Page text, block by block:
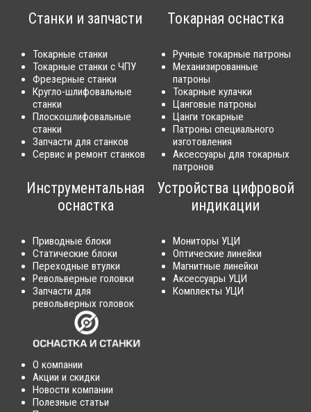
Станки и запчасти
Токарные станки
Токарные станки с ЧПУ
Фрезерные станки
Кругло-шлифовальные
станки
Плоскошлифовальные
станки
Запчасти для станков
Сервис и ремонт станков
Токарная оснастка
Ручные токарные патроны
Механизированные
патроны
Токарные кулачки
Цанговые патроны
Цанги токарные
Патроны специального
изготовления
Аксессуары для токарных
патронов
Инструментальная
оснастка
Приводные блоки
Статические блоки
Переходные втулки
Револьверные головки
Запчасти для
револьверных головок
Устройства цифровой
индикации
Мониторы УЦИ
Оптические линейки
Магнитные линейки
Аксессуары УЦИ
Комплекты УЦИ
О компании
Акции и скидки
Новости компании
Полезные статьи